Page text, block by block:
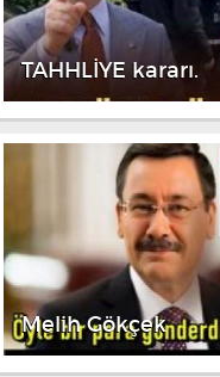
TAHHLİYE kararı.
Melih Gökçek